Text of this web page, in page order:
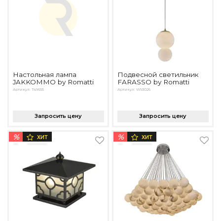
Подбор, производство и комплектация по вашему
Все категории товаров
Настольная лампа
JAKKOMMO by Romatti
Артикул: T49655
Запросить цену
Подвесной светильник
FARASSO by Romatti
Артикул: W93026
Запросить цену
% ХИТ % ХИТ